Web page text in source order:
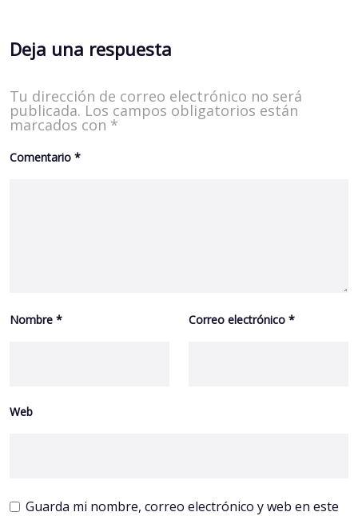
Deja una respuesta
Tu dirección de correo electrónico no será
publicada. Los campos obligatorios están
marcados con *
Comentario *
Nombre * Correo electrónico *
Web
Guarda mi nombre, correo electrónico y web en este